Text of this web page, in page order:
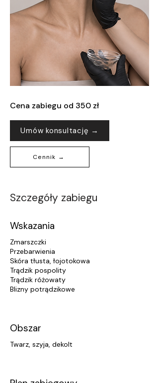
Cena zabiegu od 350 zł
Umów konsultację →
Cennik →
Szczegóły zabiegu
Wskazania
Zmarszczki
Przebarwienia
Skóra tłusta, łojotokowa
Trądzik pospolity
Trądzik różowaty
Blizny potrądzikowe
Obszar
Twarz, szyja, dekolt